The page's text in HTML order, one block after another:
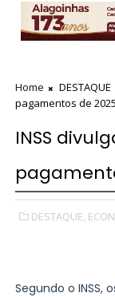
Home DESTAQUE
pagamentos de
INSS
DESTAQUE,
Segundo o INSS,